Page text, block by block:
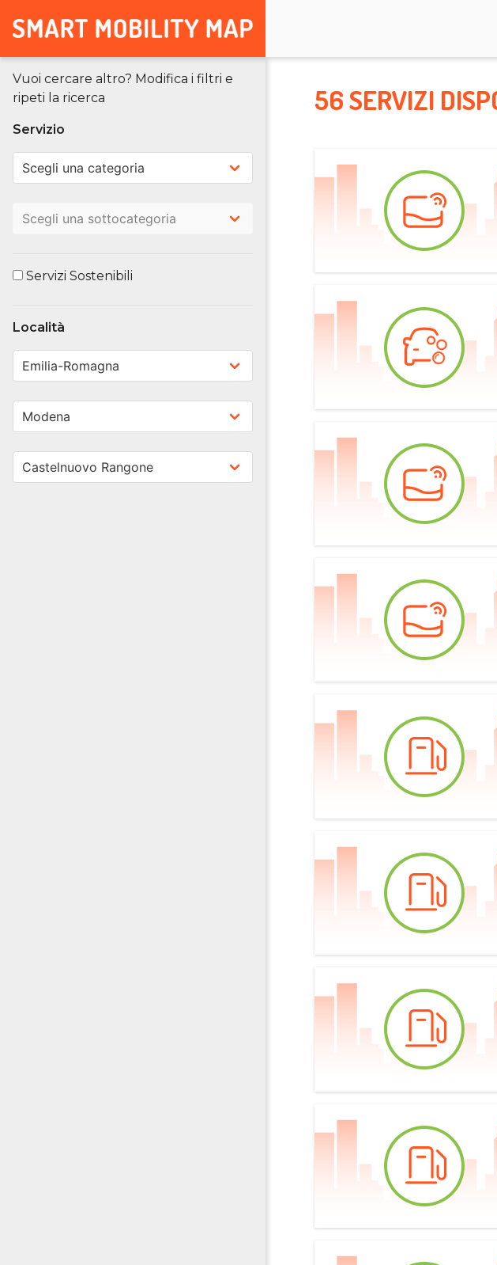
Vuoi cercare altro? Modifica i filtri e
ripeti la ricerca
Servizio
Servizi Sostenibili
Località
56 SERVIZI